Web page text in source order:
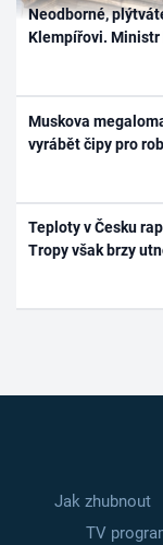
Neodborné,
Klempířovi.
Muskova
vyrábět čipy pro
Teploty v Česku
Tropy však brzy
Jak zhubnout
TV